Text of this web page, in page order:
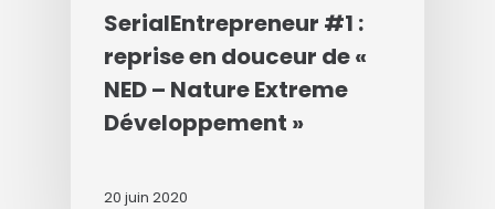
SerialEntrepreneur #1 :
reprise en douceur de «
NED – Nature Extreme
Développement »
20 juin 2020